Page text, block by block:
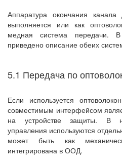
Аппаратура окончания
выполняется или как
медная система передачи.
приведено описание обеих
5.1 Передача по
Если используется
совместимым интерфейсом
на устройстве защиты. В
управления используются
может быть как
интегрирована в ООД.